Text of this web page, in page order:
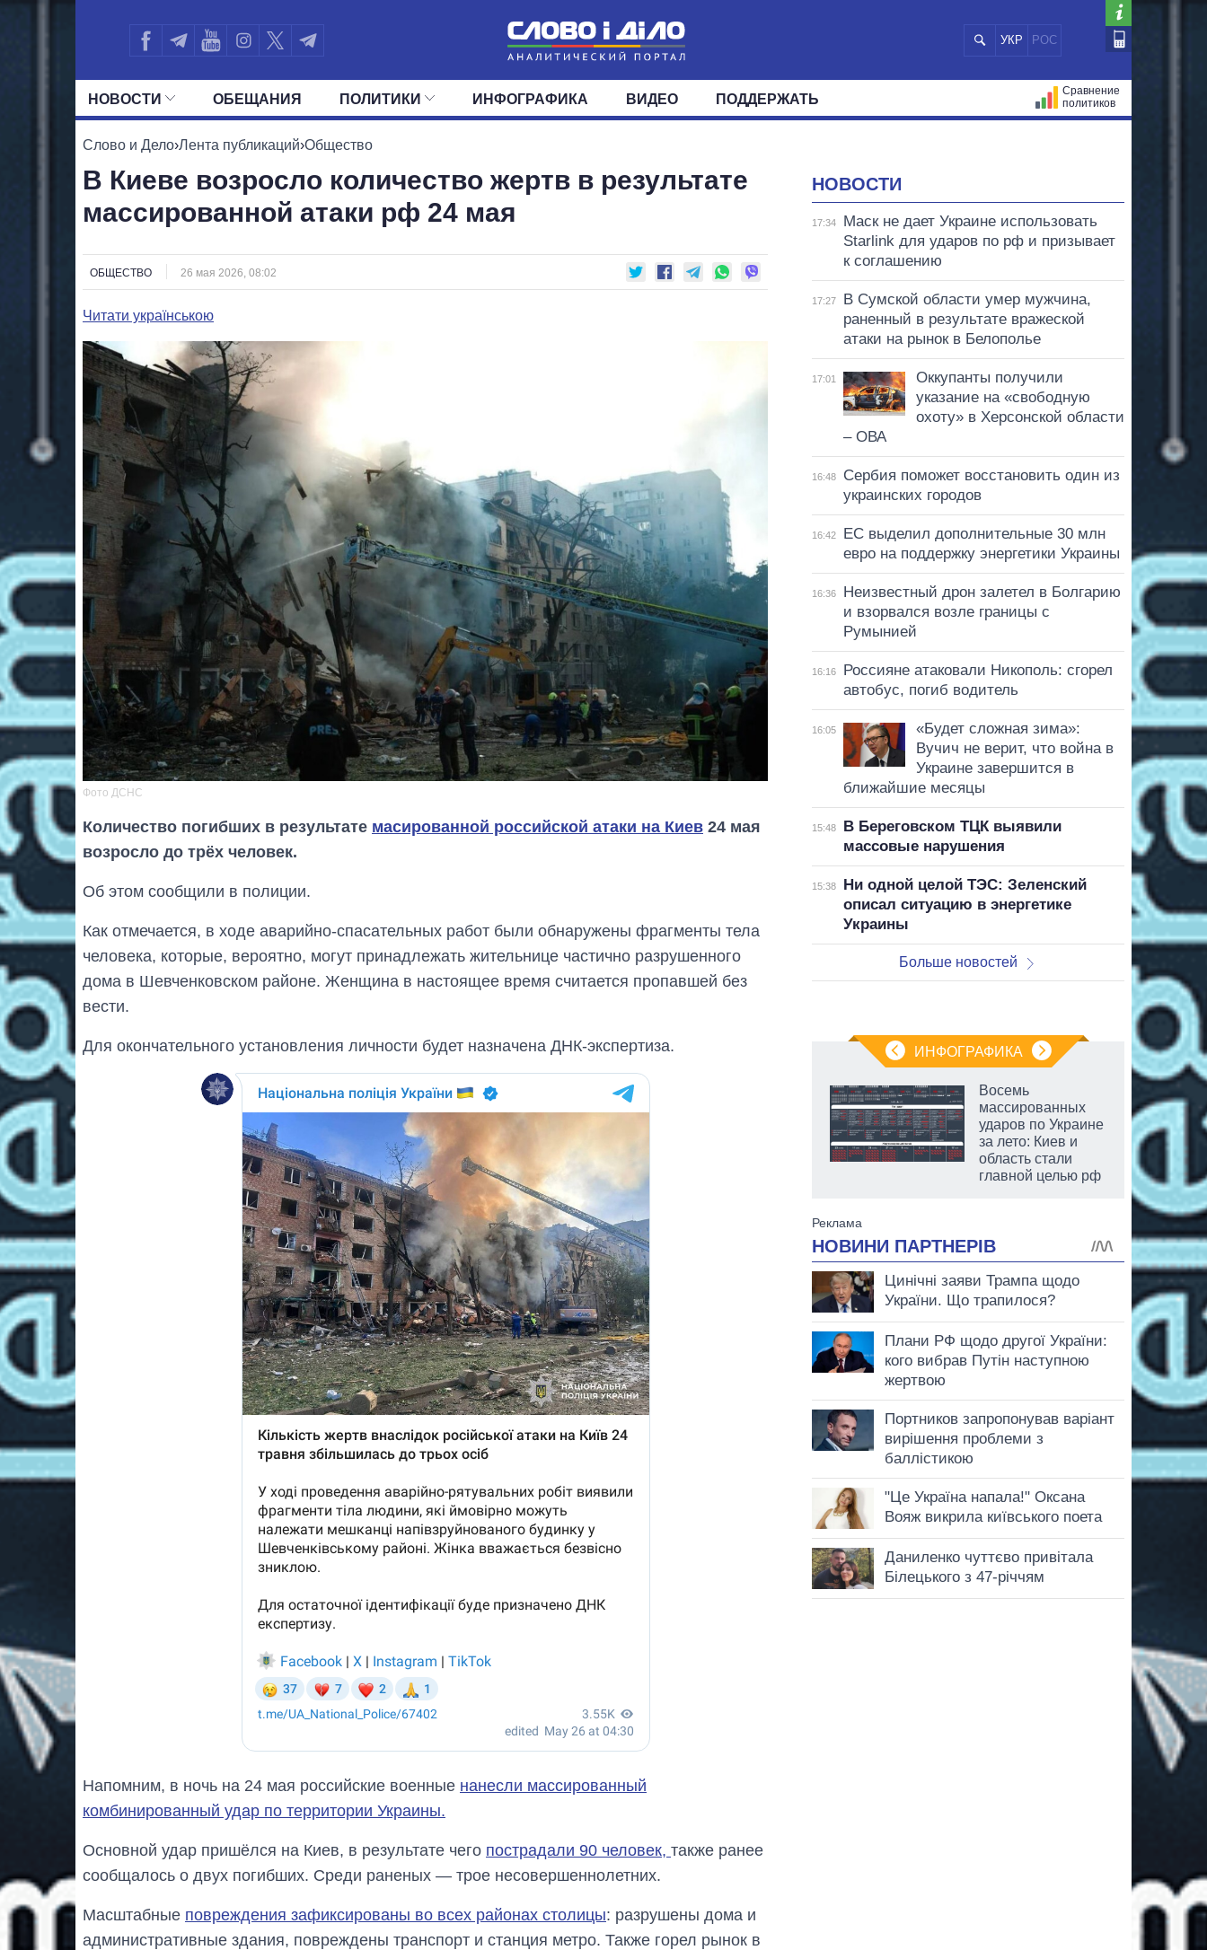
УКР РОС
НОВОСТИ
ПОЛИТИКА ЭКОНОМИКА ОБЩЕСТВО МИР
ОБЕЩАНИЯ ПОЛИТИКИ
ВСЕ ПОЛИТИКИ ПРЕЗИДЕНТ И ОФИС
ДЕПУТАТЫ КОМИТЕТЫ ФРАКЦИИ ОКРУГА
ИНФОГРАФИКА ВИДЕО ПОДДЕРЖАТЬ
Сравнение
политиков
Слово и Дело›Лента публикаций›Общество
В Киеве возросло количество жертв в результате
массированной атаки рф 24 мая
ОБЩЕСТВО 26 мая 2026, 08:02
Читати українською
Фото ДСНС
Количество погибших в результате масированной российской атаки на Киев 24 мая
возросло до трёх человек.
Об этом сообщили в полиции.
Как отмечается, в ходе аварийно-спасательных работ были обнаружены фрагменты тела
человека, которые, вероятно, могут принадлежать жительнице частично разрушенного
дома в Шевченковском районе. Женщина в настоящее время считается пропавшей без
вести.
Для окончательного установления личности будет назначена ДНК-экспертиза.
Напомним, в ночь на 24 мая российские военные нанесли массированный
комбинированный удар по территории Украины.
Основной удар пришёлся на Киев, в результате чего пострадали 90 человек, также ранее
сообщалось о двух погибших. Среди раненых — трое несовершеннолетних.
Масштабные повреждения зафиксированы во всех районах столицы: разрушены дома и
административные здания, повреждены транспорт и станция метро. Также горел рынок в
НОВОСТИ
17:34
Маск не дает Украине использовать
Starlink для ударов по рф и призывает
к соглашению
17:27
В Сумской области умер мужчина,
раненный в результате вражеской
атаки на рынок в Белополье
17:01
Оккупанты получили
указание на «свободную
охоту» в Херсонской области
– ОВА
16:48
Сербия поможет восстановить один из
украинских городов
16:42
ЕС выделил дополнительные 30 млн
евро на поддержку энергетики Украины
16:36
Неизвестный дрон залетел в Болгарию
и взорвался возле границы с
Румынией
16:16
Россияне атаковали Никополь: сгорел
автобус, погиб водитель
16:05
«Будет сложная зима»:
Вучич не верит, что война в
Украине завершится в
ближайшие месяцы
15:48
В Береговском ТЦК выявили
массовые нарушения
15:38
Ни одной целой ТЭС: Зеленский
описал ситуацию в энергетике
Украины
Больше новостей
ИНФОГРАФИКА
Восемь
массированных
ударов по Украине
за лето: Киев и
область стали
главной целью рф